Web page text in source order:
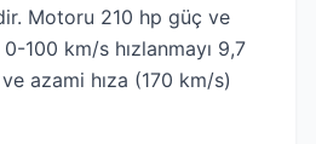
Motoru 210 hp güç ve
100 km/s hızlanmayı 9,7
azami hıza (170 km/s)